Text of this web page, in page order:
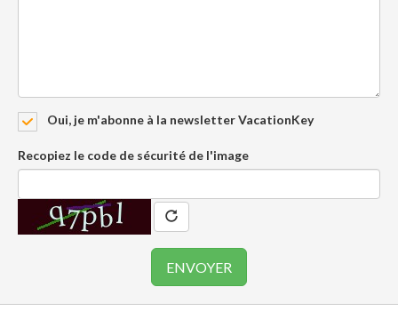
Oui, je m'abonne à la newsletter VacationKey
Recopiez le code de sécurité de l'image